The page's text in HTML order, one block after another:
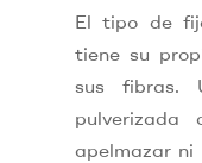
El tipo de
tiene su
sus fibras.
apelmazar ni